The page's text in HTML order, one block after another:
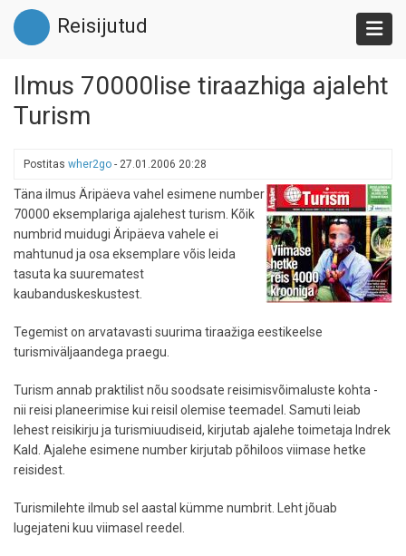
Liigu
edasi
põhisisu
Reisijutud
Ilmus 70000lise tiraazhiga ajaleht
Turism
Postitas wher2go - 27.01.2006 20:28
Täna ilmus Äripäeva vahel esimene number
70000 eksemplariga ajalehest turism. Kõik
numbrid muidugi Äripäeva vahele ei
mahtunud ja osa eksemplare võis leida
tasuta ka suurematest
kaubanduskeskustest.
Tegemist on arvatavasti suurima tiraažiga eestikeelse
turismiväljaandega praegu.
Turism annab praktilist nõu soodsate reisimisvõimaluste kohta -
nii reisi planeerimise kui reisil olemise teemadel. Samuti leiab
lehest reisikirju ja turismiuudiseid, kirjutab ajalehe toimetaja Indrek
Kald. Ajalehe esimene number kirjutab põhiloos viimase hetke
reisidest.
Turismilehte ilmub sel aastal kümme numbrit. Leht jõuab
lugejateni kuu viimasel reedel.